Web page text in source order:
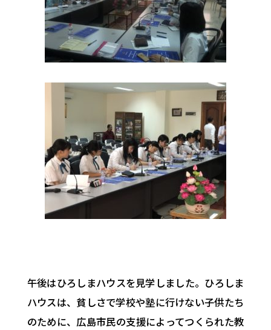
午後はひろしまハウスを見学しました。ひろしま
ハウスは、 貧しさで学校や塾に行けない子供たち
のために、 広島市民の支援によってつくられた教